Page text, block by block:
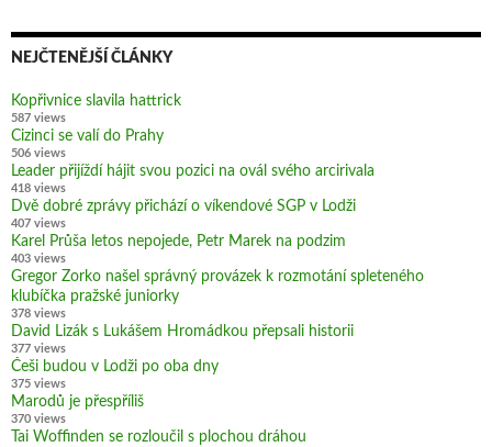
NEJČTENĚJŠÍ ČLÁNKY
Kopřivnice slavila hattrick
587 views
Cizinci se valí do Prahy
506 views
Leader přijíždí hájit svou pozici na ovál svého arcirivala
418 views
Dvě dobré zprávy přichází o víkendové SGP v Lodži
407 views
Karel Průša letos nepojede, Petr Marek na podzim
403 views
Gregor Zorko našel správný provázek k rozmotání spleteného
klubíčka pražské juniorky
378 views
David Lizák s Lukášem Hromádkou přepsali historii
377 views
Češi budou v Lodži po oba dny
375 views
Marodů je přespříliš
370 views
Tai Woffinden se rozloučil s plochou dráhou